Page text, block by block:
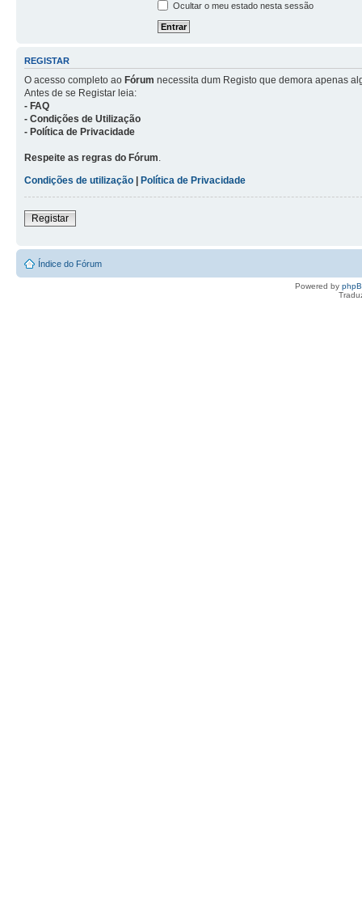
Ocultar o meu estado nesta sessão
REGISTAR
O acesso completo ao Fórum necessita dum Registo que demora apenas
Antes de se Registar leia:
- FAQ
- Condições de Utilização
- Política de Privacidade
Respeite as regras do Fórum
Condições de utilização | Política de Privacidade
Registar
Índice do Fórum
Powered by